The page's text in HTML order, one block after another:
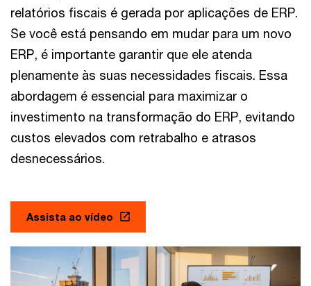
relatórios fiscais é gerada por aplicações de ERP.
Se você está pensando em mudar para um novo
ERP, é importante garantir que ele atenda
plenamente às suas necessidades fiscais. Essa
abordagem é essencial para maximizar o
investimento na transformação do ERP, evitando
custos elevados com retrabalho e atrasos
desnecessários.
Assista ao vídeo